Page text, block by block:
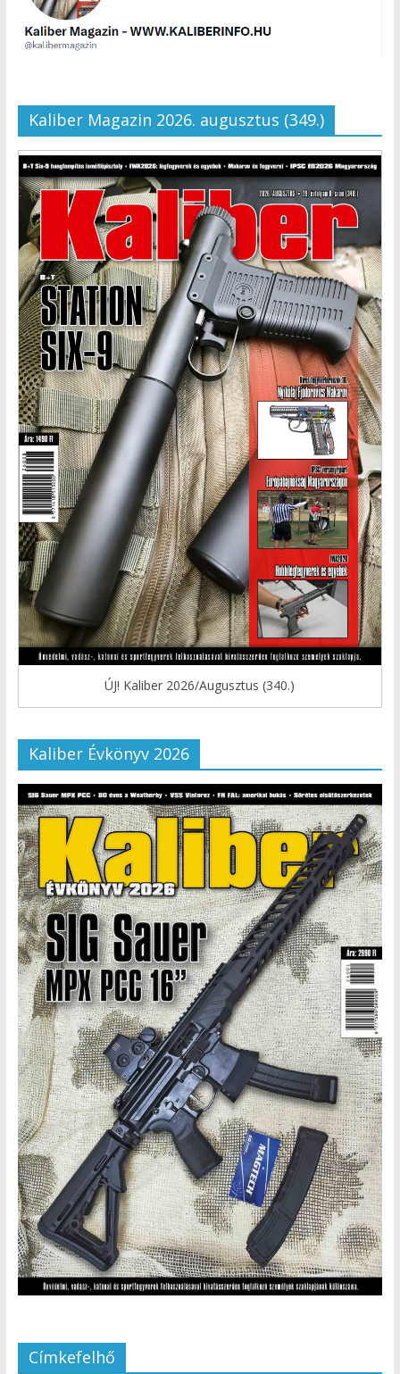
Kaliber Magazin 2026. augusztus (349.)
ÚJ! Kaliber 2026/Augusztus (340.)
Kaliber Évkönyv 2026
Címkefelhő